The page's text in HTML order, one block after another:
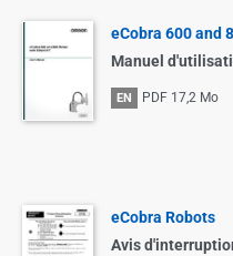
eCobra 600 and
Manuel
EN PDF 17,2 Mo
eCobra Robots
Avis